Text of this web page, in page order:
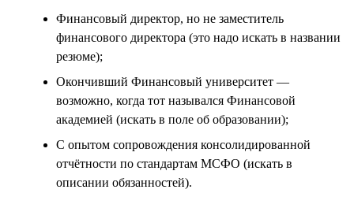
Финансовый директор, но не заместитель
финансового директора (это надо искать в названии
резюме);
Окончивший Финансовый университет —
возможно, когда тот назывался Финансовой
академией (искать в поле об образовании);
С опытом сопровождения консолидированной
отчётности по стандартам МСФО (искать в
описании обязанностей).